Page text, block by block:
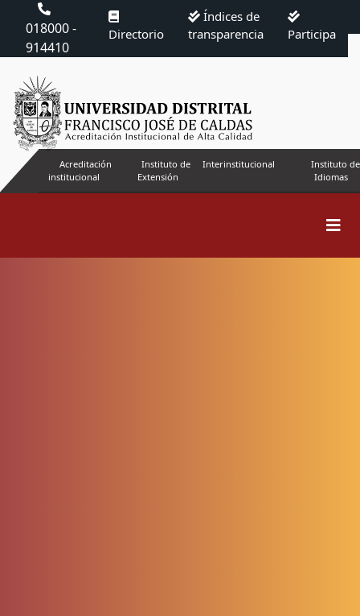
018000 -
914410
Directorio
Índices de
transparencia
Participa
Acreditación
institucional
Instituto de
Extensión
Interinstitucional
Instituto de
Idiomas